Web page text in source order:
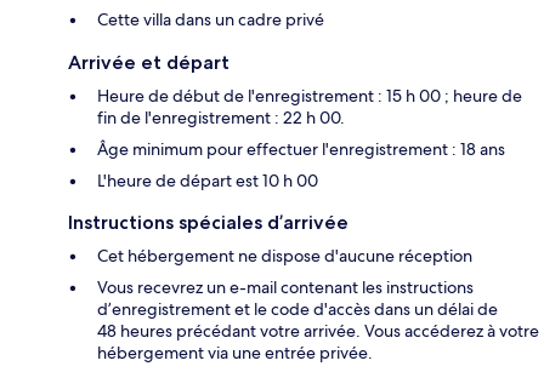
Cette villa dans un cadre privé
Arrivée et départ
Heure de début de l'enregistrement : 15 h 00 ; heure de
fin de l'enregistrement : 22 h 00.
Âge minimum pour effectuer l'enregistrement : 18 ans
L'heure de départ est 10 h 00
Instructions spéciales d’arrivée
Cet hébergement ne dispose d'aucune réception
Vous recevrez un e-mail contenant les instructions
d’enregistrement et le code d'accès dans un délai de
48 heures précédant votre arrivée. Vous accéderez à votre
hébergement via une entrée privée.